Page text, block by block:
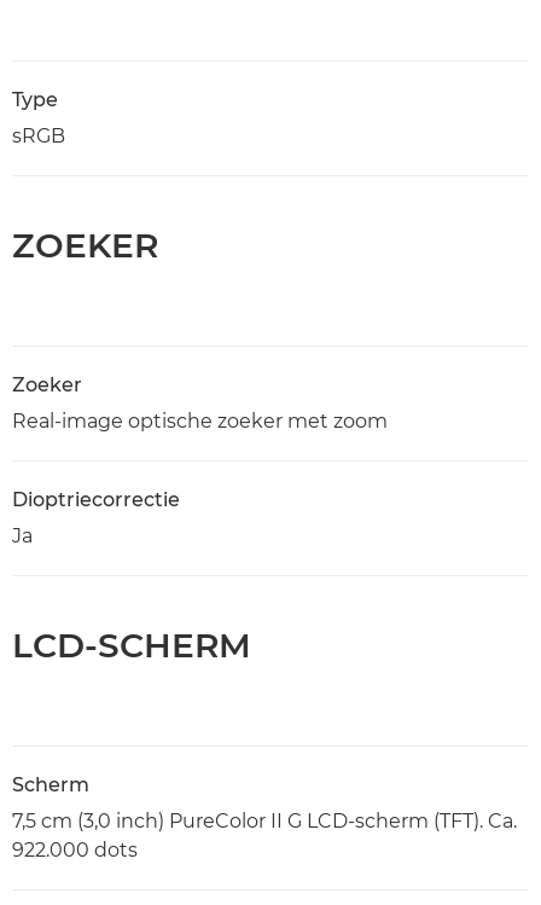
Type
sRGB
ZOEKER
Zoeker
Real-image optische zoeker met zoom
Dioptriecorrectie
Ja
LCD-SCHERM
Scherm
7,5 cm (3,0 inch) PureColor II G LCD-scherm (TFT). Ca.
922.000 dots